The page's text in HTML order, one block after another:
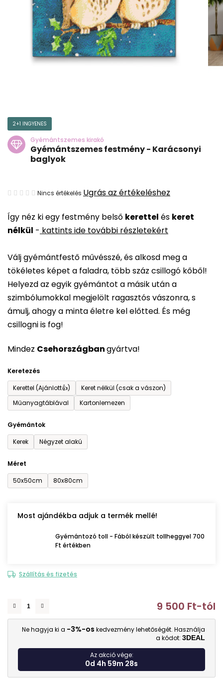
Így néz ki egy festmény belső kerettel és keret
nélkül - kattints ide további részletekért
Válj gyémántfestő művésszé, és alkosd meg a
tökéletes képet a faladra, több száz csillogó kőből!
Helyezd az egyik gyémántot a másik után a
szimbólumokkal megjelölt ragasztós vászonra, s
ámulj, ahogy a minta életre kel előtted. És még
csillogni is fog!
Mindez Csehországbangyártva!
Keretezés
Kerettel (Ajánlott👍)
Keret nélkül (csak a vászon)
Műanyagtáblával
Kartonlemezen
Gyémántok
Kerek
Négyzet alakú
Méret
50x50cm
80x80cm
Most ajándékba adjuk a termék mellé!
Gyémántozó toll - Fából készült tollheggyel 700
Ft értékben
Szállítás és fizetés
9 500 Ft-tól
Ne hagyja ki a -3%-os kedvezmény lehetőségét. Használja
a kódot: 3DEAL
Az akció vége:
0d 4h 59m 26s
2+1 INGYENES
Gyémántszemes kirakó
Gyémántszemes festmény - Karácsonyi
baglyok
A
átlagos
értékelése
ből
0,0
csillag.
Nincs értékelés Ugrás az értékeléshez